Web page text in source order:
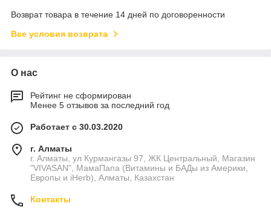
Возврат товара в течение 14 дней по договоренности
Все условия возврата
О нас
Рейтинг не сформирован
Менее 5 отзывов за последний год
Работает с 30.03.2020
г. Алматы
г. Алматы, ул Курмангазы 97, ЖК Центральный, Магазин
"VIVASAN", МамаПапа (Витамины и БАДы из Америки,
Европы и iHerb), Алматы, Казахстан
Контакты